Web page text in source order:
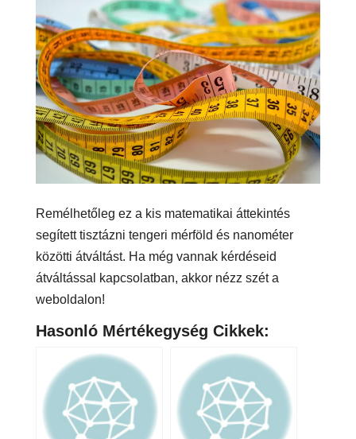
Remélhetőleg ez a kis matematikai áttekintés
segített tisztázni tengeri mérföld és nanométer
közötti átváltást. Ha még vannak kérdéseid
átváltással kapcsolatban, akkor nézz szét a
weboldalon!
Hasonló Mértékegység Cikkek: